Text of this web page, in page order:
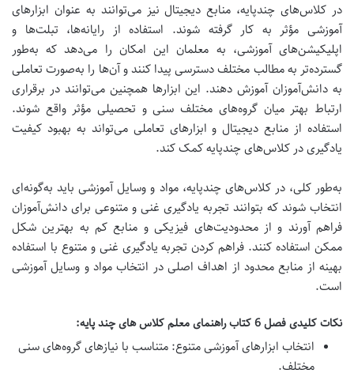
در کلاس‌های چندپایه، منابع دیجیتال نیز می‌توانند به عنوان ابزارهای
آموزشی مؤثر به کار گرفته شوند. استفاده از رایانه‌ها، تبلت‌ها و
اپلیکیشن‌های آموزشی، به معلمان این امکان را می‌دهد که به‌طور
گسترده‌تر به مطالب مختلف دسترسی پیدا کنند و آن‌ها را به‌صورت تعاملی
به دانش‌آموزان آموزش دهند. این ابزارها همچنین می‌توانند در برقراری
ارتباط بهتر میان گروه‌های مختلف سنی و تحصیلی مؤثر واقع شوند.
استفاده از منابع دیجیتال و ابزارهای تعاملی می‌تواند به بهبود کیفیت
یادگیری در کلاس‌های چندپایه کمک کند.
به‌طور کلی، در کلاس‌های چندپایه، مواد و وسایل آموزشی باید به‌گونه‌ای
انتخاب شوند که بتوانند تجربه یادگیری غنی و متنوعی برای دانش‌آموزان
فراهم آورند و از محدودیت‌های فیزیکی و منابع کم به بهترین شکل
ممکن استفاده کنند. فراهم کردن تجربه یادگیری غنی و متنوع با استفاده
بهینه از منابع محدود از اهداف اصلی در انتخاب مواد و وسایل آموزشی
است.
نکات کلیدی فصل 6 کتاب راهنمای معلم کلاس های چند پایه:
انتخاب ابزارهای آموزشی متنوع: متناسب با نیازهای گروه‌های سنی
مختلف.